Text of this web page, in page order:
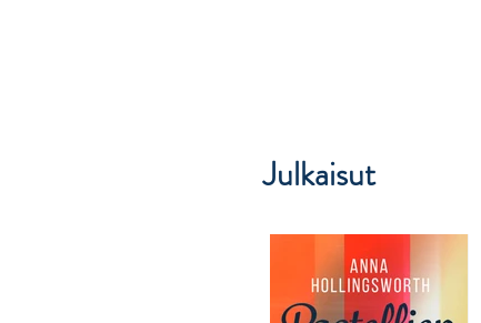
Julkaisut